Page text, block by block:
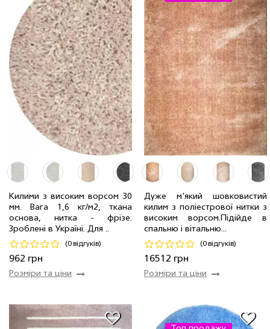
Килими з високим ворсом 30
мм. Вага 1,6 кг/м2, ткана
основа, нитка - фрiзе.
Зроблені в Україні. Для ..
(0 відгуків)
962 грн
Розміри та ціни
1.20 x 1.20 м 1 шт 962 грн
Код 19541
Дуже м'який шовковистий
килим з поліестрової нитки з
високим ворсом.Пiдiйде в
спальню і вітальню...
(0 відгуків)
16512 грн
Розміри та ціни
3.0 x 4.0 м 8 шт 16512 грн
Код 17158